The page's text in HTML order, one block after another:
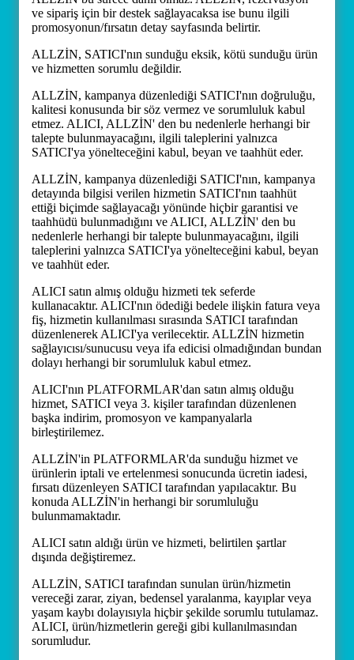
ve sipariş için bir destek sağlayacaksa ise bunu ilgili
promosyonun/fırsatın detay sayfasında belirtir.
ALLZİN, SATICI'nın sunduğu eksik, kötü sunduğu ürün
ve hizmetten sorumlu değildir.
ALLZİN, kampanya düzenlediği SATICI'nın doğruluğu,
kalitesi konusunda bir söz vermez ve sorumluluk kabul
etmez. ALICI, ALLZİN' den bu nedenlerle herhangi bir
talepte bulunmayacağını, ilgili taleplerini yalnızca
SATICI'ya yönelteceğini kabul, beyan ve taahhüt eder.
ALLZİN, kampanya düzenlediği SATICI'nın, kampanya
detayında bilgisi verilen hizmetin SATICI'nın taahhüt
ettiği biçimde sağlayacağı yönünde hiçbir garantisi ve
taahhüdü bulunmadığını ve ALICI, ALLZİN' den bu
nedenlerle herhangi bir talepte bulunmayacağını, ilgili
taleplerini yalnızca SATICI'ya yönelteceğini kabul, beyan
ve taahhüt eder.
ALICI satın almış olduğu hizmeti tek seferde
kullanacaktır. ALICI'nın ödediği bedele ilişkin fatura veya
fiş, hizmetin kullanılması sırasında SATICI tarafından
düzenlenerek ALICI'ya verilecektir. ALLZİN hizmetin
sağlayıcısı/sunucusu veya ifa edicisi olmadığından bundan
dolayı herhangi bir sorumluluk kabul etmez.
ALICI'nın PLATFORMLAR'dan satın almış olduğu
hizmet, SATICI veya 3. kişiler tarafından düzenlenen
başka indirim, promosyon ve kampanyalarla
birleştirilemez.
ALLZİN'in PLATFORMLAR'da sunduğu hizmet ve
ürünlerin iptali ve ertelenmesi sonucunda ücretin iadesi,
fırsatı düzenleyen SATICI tarafından yapılacaktır. Bu
konuda ALLZİN'in herhangi bir sorumluluğu
bulunmamaktadır.
ALICI satın aldığı ürün ve hizmeti, belirtilen şartlar
dışında değiştiremez.
ALLZİN, SATICI tarafından sunulan ürün/hizmetin
vereceği zarar, ziyan, bedensel yaralanma, kayıplar veya
yaşam kaybı dolayısıyla hiçbir şekilde sorumlu tutulamaz.
ALICI, ürün/hizmetlerin gereği gibi kullanılmasından
sorumludur.